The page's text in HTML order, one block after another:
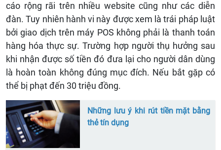
cáo rộng rãi trên nhiều website cũng như các diễn
đàn. Tuy nhiên hành vi này được xem là trái pháp luật
bởi giao dịch trên máy POS không phải là thanh toán
hàng hóa thực sự. Trường hợp người thụ hưởng sau
khi nhận được số tiền đó đưa lại cho người dân dùng
là hoàn toàn không đúng mục đích. Nếu bắt gặp có
thể bị phạt đến 30 triệu đồng.
Những lưu ý khi rút tiền mặt bằng
thẻ tín dụng